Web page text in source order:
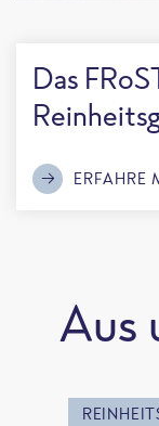
Das
ERFAHRE
Aus